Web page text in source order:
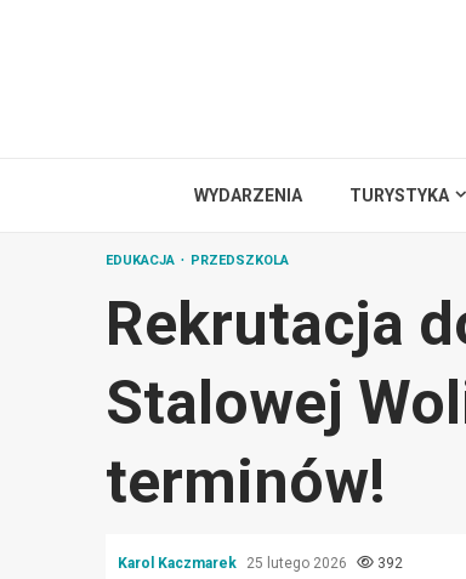
WYDARZENIA TURYSTYKA
EDUKACJA PRZEDSZKOLA
Rekrutacja
Stalowej
terminów!
Karol Kaczmarek 25 lutego 2026 392